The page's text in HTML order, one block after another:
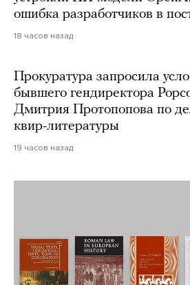
ошибка разработчиков в
18 часов назад
Прокуратура запросила
бывшего гендиректора
Дмитрия Протопопова по
квир-литературы
19 часов назад